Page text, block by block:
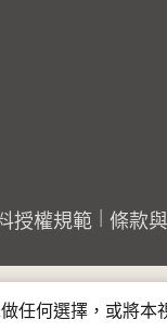
授權規範 條款
任何選擇，或將